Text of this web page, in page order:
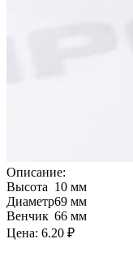
Описание:
Высота 10 мм
Диаметр69 мм
Венчик 66 мм
Цена: 6.20 ₽